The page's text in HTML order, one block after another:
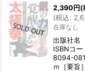
2,390円(
(税込:
在庫なし
出版社名
ISBNコ
8094-
ｍ［要旨